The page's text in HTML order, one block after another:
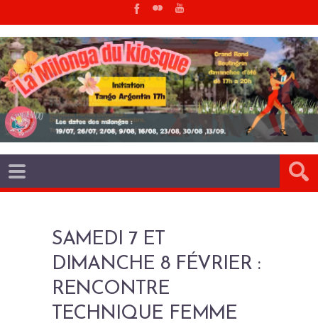
SAMEDI 7 ET
DIMANCHE 8 FÉVRIER :
RENCONTRE
TECHNIQUE FEMME